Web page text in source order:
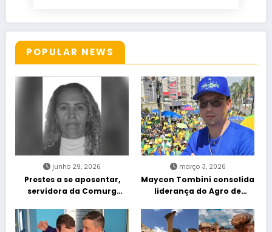
POPULAR NEWS
junho 29, 2026
Prestes a se aposentar,
servidora da Comurg
entra em protocolo de
morte encefálica
março 3, 2026
Maycon Tombini consolida
liderança do Agro de
“Acorda Brasil” em Goiânia